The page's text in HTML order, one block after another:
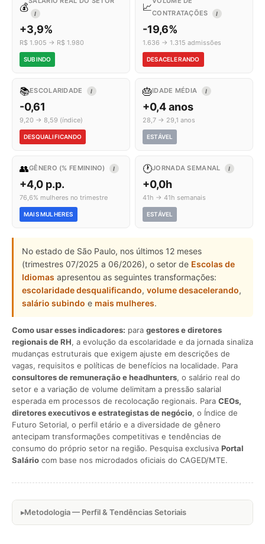
💰
I
+3,9%
R$ 1.905 → R$ 1.980
SUBINDO
📈CONTRATAÇÕES
I
-19,6%
1.636 → 1.315 admissões
DESACELERANDO
📚ESCOLARIDADE I
-0,61
9,20 → 8,59 (índice)
DESQUALIFICANDO
🎂IDADE MÉDIA I
+0,4 anos
28,7 → 29,1 anos
ESTÁVEL
👥GÊNERO (% FEMININO) I
+4,0 p.p.
76,6% mulheres no trimestre
MAIS MULHERES
🕐JORNADA SEMANAL I
+0,0h
41h → 41h semanais
ESTÁVEL
No estado de São Paulo, nos últimos 12 meses
(trimestres 07/2025 a 06/2026), o setor de Escolas de
Idiomas apresentou as seguintes transformações:
escolaridade desqualificando, volume desacelerando,
salário subindo e mais mulheres.
Como usar esses indicadores: para gestores e diretores
regionais de RH, a evolução da escolaridade e da jornada sinaliza
mudanças estruturais que exigem ajuste em descrições de
vagas, requisitos e políticas de benefícios na localidade. Para
consultores de remuneração e headhunters, o salário real do
setor e a variação de volume delimitam a pressão salarial
esperada em processos de recolocação regionais. Para CEOs,
diretores executivos e estrategistas de negócio, o Índice de
Futuro Setorial, o perfil etário e a diversidade de gênero
antecipam transformações competitivas e tendências de
consumo do próprio setor na região. Pesquisa exclusiva Portal
Salário com base nos microdados oficiais do CAGED/MTE.
Metodologia — Perfil & Tendências Setoriais